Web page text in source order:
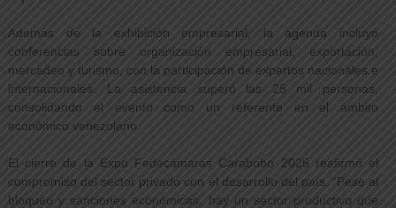
Además de la exhibición empresarial, la agenda incluyó
conferencias sobre organización empresarial, exportación,
mercadeo y turismo, con la participación de expertos nacionales e
internacionales. La asistencia superó las 25 mil personas,
consolidando el evento como un referente en el ámbito
económico venezolano.
El cierre de la Expo Fedecámaras Carabobo 2025 reafirmó el
compromiso del sector privado con el desarrollo del país. “Pese al
bloqueo y sanciones económicas, hay un sector productivo que